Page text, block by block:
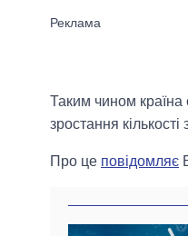
Таким чином країна
зростання
Про це повідомляє